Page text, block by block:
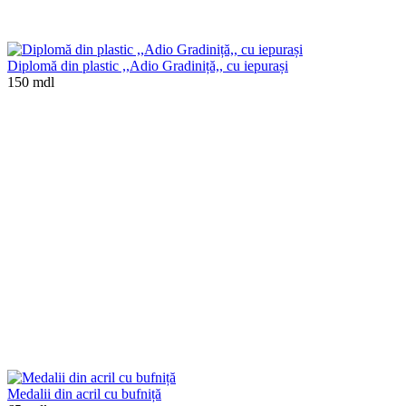
Diplomă din plastic ,,Adio Gradiniță,, cu iepurași
150 mdl
Medalii din acril cu bufniță